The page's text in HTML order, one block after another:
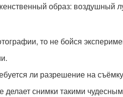
образ: воздушный
то не бойся
ли разрешение на
снимки такими